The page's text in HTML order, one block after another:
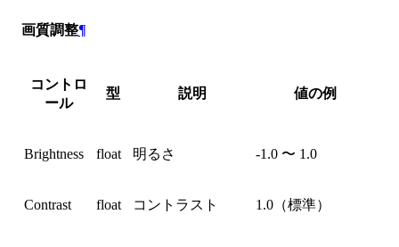
画質調整¶
コントロ
ール
型 説明 値の例
Brightness float 明るさ -1.0 〜 1.0
Contrast float コントラスト 1.0（標準）